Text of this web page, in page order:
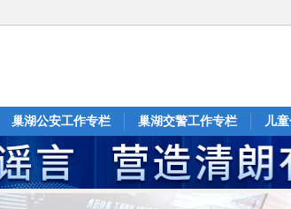
巢湖公安工作专栏 巢湖交警工作专栏 儿